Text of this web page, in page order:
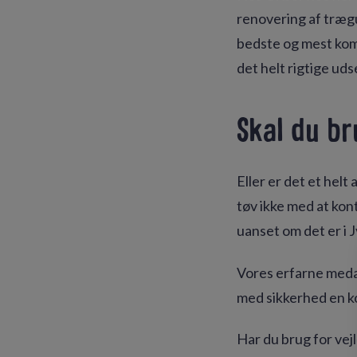
renovering af
bedste og mest
det helt rigtige
Skal du
Eller er det et helt
tøv ikke med at
uanset om det er i
Vores erfarne
med sikkerhed en
Har du brug for